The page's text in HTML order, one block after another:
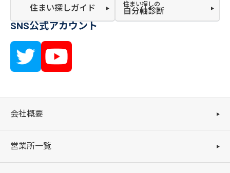
住まい探しガイド 住まい探しの
自分軸診断
SNS公式アカウント
会社概要
営業所一覧